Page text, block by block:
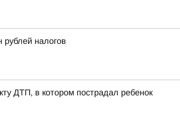
налогов
ДТП, в котором пострадал ребенок